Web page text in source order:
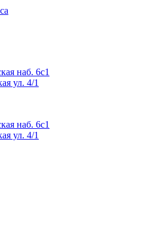
наб. 6с1
ул. 4/1
наб. 6с1
ул. 4/1